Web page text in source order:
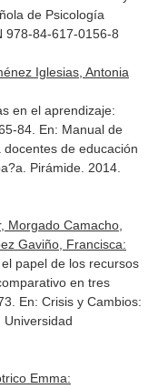
de Psicología
978-84-617-0156-8
Iglesias, Antonia
en el aprendizaje:
84. En: Manual de
de educación
Pirámide. 2014.
Morgado Camacho,
Gaviño, Francisca:
papel de los recursos
en tres
En: Crisis y Cambios:
. Universidad
Emma: